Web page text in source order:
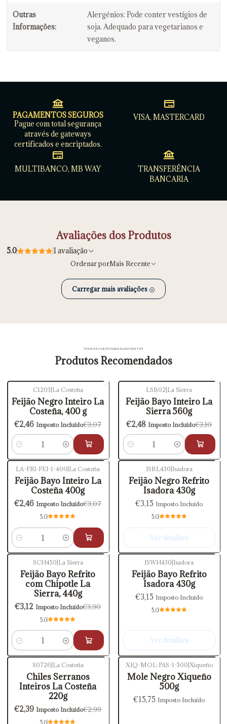
Outras
Informações:
Alergénios: Pode conter vestígios de
soja. Adequado para vegetarianos e
veganos.
PAGAMENTOS SEGUROS
Pague com total segurança
através de gateways
certificados e encriptados.
VISA, MASTERCARD
MULTIBANCO, MB WAY
TRANSFERÊNCIA
BANCARIA
Avaliações dos Produtos
5.0 1 avaliação
Ordenar porMais Recente
Carregar mais avaliações
PODE ESTAR INTERESSADO NESTES
Produtos Recomendados
DESCONTO
C1203 La Costeña
Feijão Negro Inteiro La
Costeña, 400 g
€2,46 Imposto Incluído€3,07
Quantidade
DESCONTO
LSB02 La Sierra
Feijão Bayo Inteiro La
Sierra 560g
€2,48 Imposto Incluído€3,10
Quantidade
DESCONTO
LA-FRI-FEI-1-400 La Costeña
Feijão Bayo Inteiro La
Costeña 400g
€2,46 Imposto Incluído€3,07
5.0
Quantidade
ISBL430 Isadora
Feijão Negro Refrito
Isadora 430g
€3,15 Imposto Incluído
5.0
Ver detalhes
DESCONTO
SCH450|La Sierra
Feijão Bayo Refrito
com Chipotle La
Sierra, 440g
€3,12 Imposto Incluído€3,90
5.0
Quantidade
ISWH430|Isadora
Feijão Bayo Refrito
Isadora 430g
€3,15 Imposto Incluído
5.0
Ver detalhes
S0726 La Costeña
Chiles Serranos
Inteiros La Costeña
220g
€2,39 Imposto Incluído€2,99
XIQ-MOL-PAS-1-500 Xiqueño
Mole Negro Xiqueño
500g
€15,75 Imposto Incluído